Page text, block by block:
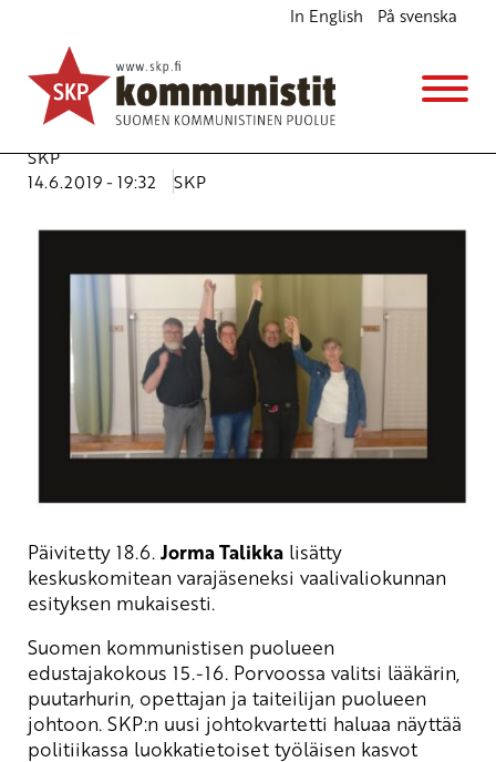
In English På svenska
Kommunistien johtokvartetti – neljä suomalaista
ja kansainvälistä työläistä
Ajankohtaista
Avainsanat:edustajakokous,keskuskomitea
SKP
14.6.2019 - 19:32
SKP
Päivitetty 18.6. Jorma Talikka lisätty
keskuskomitean varajäseneksi vaalivaliokunnan
esityksen mukaisesti.
Suomen kommunistisen puolueen
edustajakokous 15.-16. Porvoossa valitsi lääkärin,
puutarhurin, opettajan ja taiteilijan puolueen
johtoon. SKP:n uusi johtokvartetti haluaa näyttää
politiikassa luokkatietoiset työläisen kasvot